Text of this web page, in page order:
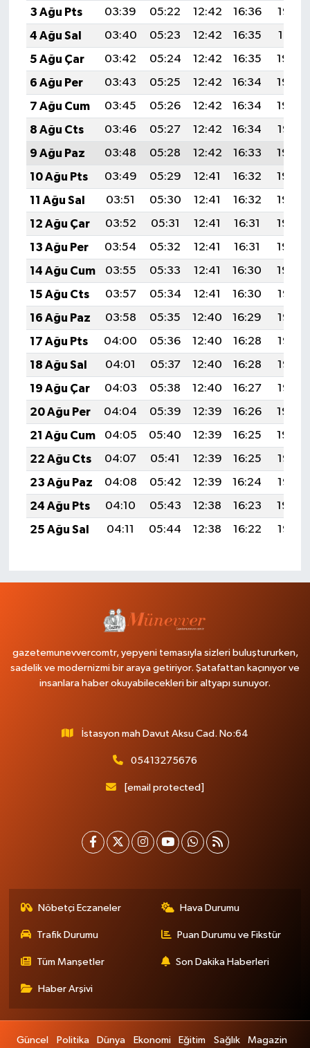
3 Ağu Pts
03:39 05:22 12:42 16:36
19:53
4 Ağu Sal
03:40 05:23 12:42 16:35
19:51
5 Ağu Çar
03:42 05:24 12:42 16:35
19:50
6 Ağu Per
03:43 05:25 12:42 16:34
19:49
7 Ağu Cum
03:45 05:26 12:42 16:34
19:48
8 Ağu Cts
03:46 05:27 12:42 16:34
19:47
9 Ağu Paz
03:48 05:28 12:42 16:33
19:45
10 Ağu Pts
03:49 05:29 12:41 16:32
19:44
11 Ağu Sal
03:51 05:30 12:41 16:32
19:43
12 Ağu Çar
03:52 05:31 12:41 16:31
19:42
13 Ağu Per
03:54 05:32 12:41 16:31
19:40
14 Ağu Cum
03:55 05:33 12:41 16:30
19:39
15 Ağu Cts
03:57 05:34 12:41 16:30
19:38
16 Ağu Paz
03:58 05:35 12:40 16:29
19:36
17 Ağu Pts
04:00 05:36 12:40 16:28
19:35
18 Ağu Sal
04:01 05:37 12:40 16:28
19:33
19 Ağu Çar
04:03 05:38 12:40 16:27
19:32
20 Ağu Per
04:04 05:39 12:39 16:26
19:30
21 Ağu Cum
04:05 05:40 12:39 16:25
19:29
22 Ağu Cts
04:07 05:41 12:39 16:25
19:27
23 Ağu Paz
04:08 05:42 12:39 16:24
19:26
24 Ağu Pts
04:10 05:43 12:38 16:23
19:24
25 Ağu Sal
04:11 05:44 12:38 16:22 19:23
gazetemunevvercomtr, yepyeni temasıyla sizleri buluştururken,
sadelik ve modernizmi bir araya getiriyor. Şatafattan kaçınıyor ve
insanlara haber okuyabilecekleri bir altyapı sunuyor.
İstasyon mah Davut Aksu Cad. No:64
05413275676
[email protected]
Nöbetçi Eczaneler Hava Durumu
Trafik Durumu Puan Durumu ve Fikstür
Tüm Manşetler Son Dakika Haberleri
Haber Arşivi
Güncel Politika Dünya Ekonomi Eğitim Sağlık Magazin